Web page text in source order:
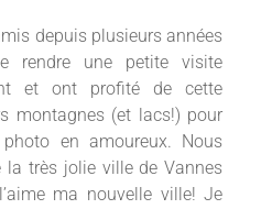
depuis plusieurs années
rendre une petite visite
et ont profité de cette
montagnes (et lacs!) pour
en amoureux. Nous
très jolie ville de Vannes
ma nouvelle ville! Je